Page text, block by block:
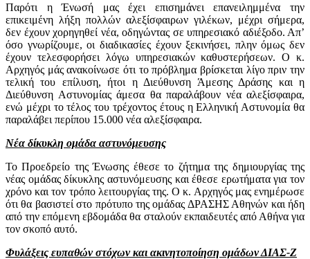
Παρότι η Ένωσή μας έχει επισημάνει επανειλημμένα την
επικειμένη λήξη πολλών αλεξίσφαιρων γιλέκων, μέχρι σήμερα,
δεν έχουν χορηγηθεί νέα, οδηγώντας σε υπηρεσιακό αδιέξοδο. Απ’
όσο γνωρίζουμε, οι διαδικασίες έχουν ξεκινήσει, πλην όμως δεν
έχουν τελεσφορήσει λόγω υπηρεσιακών καθυστερήσεων. Ο κ.
Αρχηγός μάς ανακοίνωσε ότι το πρόβλημα βρίσκεται λίγο πριν την
τελική του επίλυση, ήτοι η Διεύθυνση Άμεσης Δράσης και η
Διεύθυνση Αστυνομίας άμεσα θα παραλάβουν νέα αλεξίσφαιρα,
ενώ μέχρι το τέλος του τρέχοντος έτους η Ελληνική Αστυνομία θα
παραλάβει περίπου 15.000 νέα αλεξίσφαιρα.
Νέα δίκυκλη ομάδα αστυνόμευσης
Το Προεδρείο της Ένωσης έθεσε το ζήτημα της δημιουργίας της
νέας ομάδας δίκυκλης αστυνόμευσης και έθεσε ερωτήματα για τον
χρόνο και τον τρόπο λειτουργίας της. Ο κ. Αρχηγός μας ενημέρωσε
ότι θα βασιστεί στο πρότυπο της ομάδας ΔΡΑΣΗΣ Αθηνών και ήδη
από την επόμενη εβδομάδα θα σταλούν εκπαιδευτές από Αθήνα για
τον σκοπό αυτό.
Φυλάξεις ευπαθών στόχων και ακινητοποίηση ομάδων ΔΙΑΣ-Ζ